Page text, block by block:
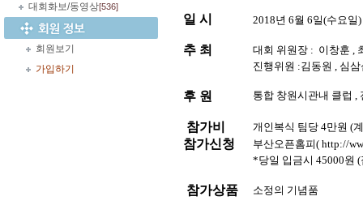
대회화보/동영상[536]
회원보기
가입하기
일 시 2018년 6월 6일(수요일
추 최 대회 위원장 : 이창훈 ,
진행위원 :김동원 , 심
후 원 통합 창원시관내 클럽 ,
참가비 개인복식 팀당 4만원 (
참가신청
부산오픈홈피( http://
*당일 입금시 45000원 (
참가상품 소정의 기념품